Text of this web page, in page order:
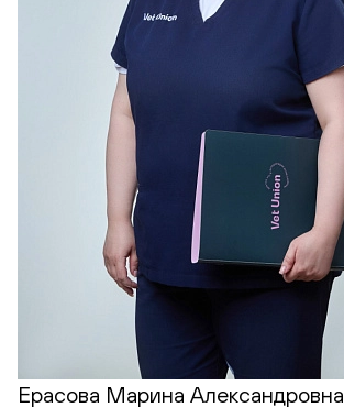
Ерасова Марина Александровна